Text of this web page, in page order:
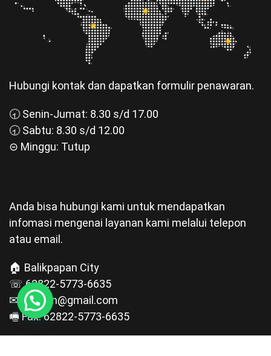
Hubungi kontak dan dapatkan formulir penawaran.
🕣 Senin-Jumat: 8.30 s/d 17.00
🕣 Sabtu: 8.30 s/d 12.00
⊝ Minggu: Tutup
Anda bisa hubungi kami untuk mendapatkan
infomasi mengenai layanan kami melalui telepon
atau email.
🏠 Balikpapan City
☏ 62822-5773-6635
✉ pgt.bpn@gmail.com
🖷 Fax: 62822-5773-6635